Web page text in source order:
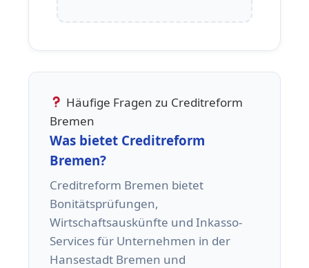
Häufige Fragen zu Creditreform
Bremen
Was bietet Creditreform
Bremen?
Creditreform Bremen bietet
Bonitätsprüfungen,
Wirtschaftsauskünfte und Inkasso-
Services für Unternehmen in der
Hansestadt Bremen und